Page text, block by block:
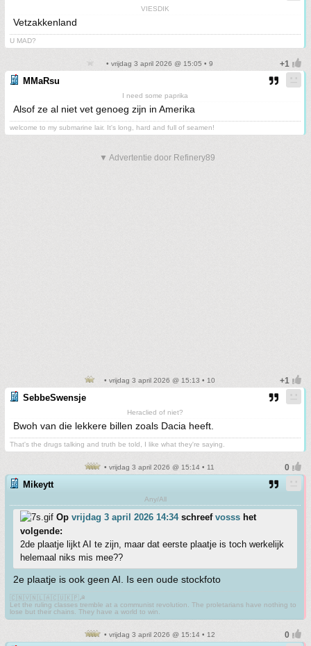
VIESDIK
Vetzakkenland
U MAD?
• vrijdag 3 april 2026 @ 15:05 • 9
MMaRsu
I need some paprika
Alsof ze al niet vet genoeg zijn in Amerika
welcome to my submarine lair. It's long, hard and full of seamen!
▼ Advertentie door Refinery89
• vrijdag 3 april 2026 @ 15:13 • 10
SebbeSwensje
Heraclied of niet?
Bwoh van die lekkere billen zoals Dacia heeft.
That's the drugs talking and truth be told, I like what they're saying.
• vrijdag 3 april 2026 @ 15:14 • 11
Mikeytt
Any/All
Op vrijdag 3 april 2026 14:34schreef vosss het
volgende:
2de plaatje lijkt AI te zijn, maar dat eerste plaatje is toch werkelijk
helemaal niks mis mee??
2e plaatje is ook geen AI. Is een oude stockfoto
🇨🇳🇻🇳🇱🇦🇨🇺🇰🇵☭
Let the ruling classes tremble at a communist revolution. The proletarians have nothing to
lose but their chains. They have a world to win.
• vrijdag 3 april 2026 @ 15:14 • 12